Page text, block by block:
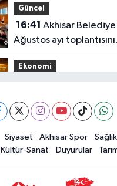
Güncel
16:41
Ağustos ayı toplantısını
gerçekleştirdi
Ekonomi
15:02Akhisar'da sıcak hava etkisini
sürdürüyor! İşte 5
durumu
Güncel
Siyaset Akhisar Spor Sağlık
Kültür-Sanat Duyurular